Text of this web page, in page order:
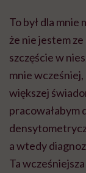
To był dla
że nie jestem
szczęście w
mnie
większej
pracowałabym
a wtedy
Ta